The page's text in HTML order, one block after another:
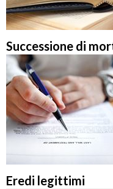
Successione di
Eredi legittimi